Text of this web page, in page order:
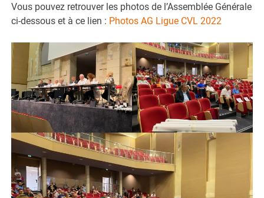
Vous pouvez retrouver les photos de l’Assemblée Générale
ci-dessous et à ce lien : Photos AG Ligue CVL 2022